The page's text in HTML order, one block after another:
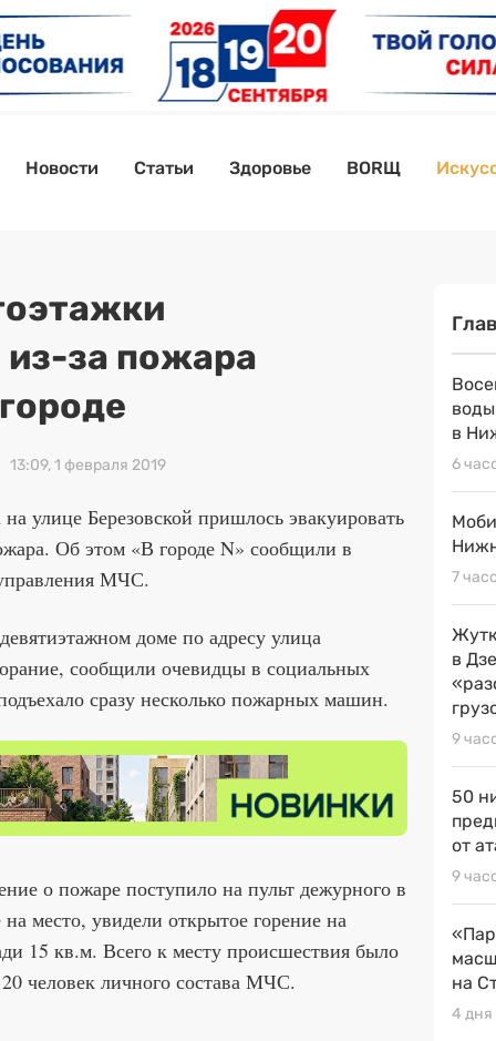
Новости Статьи Здоровье BORЩ
из-за пожара
13:09, 1 февраля 2019
улице Березовской пришлось эвакуировать
Об этом «В городе N» сообщили в
МЧС.
доме по адресу улица
сообщили очевидцы в социальных
сразу несколько пожарных машин.
о пожаре поступило на пульт дежурного в
место, увидели открытое горение на
15 кв.м. Всего к месту происшествия было
человек личного состава МЧС.
в
6
7
в
9
50
от
9
на
4 дня